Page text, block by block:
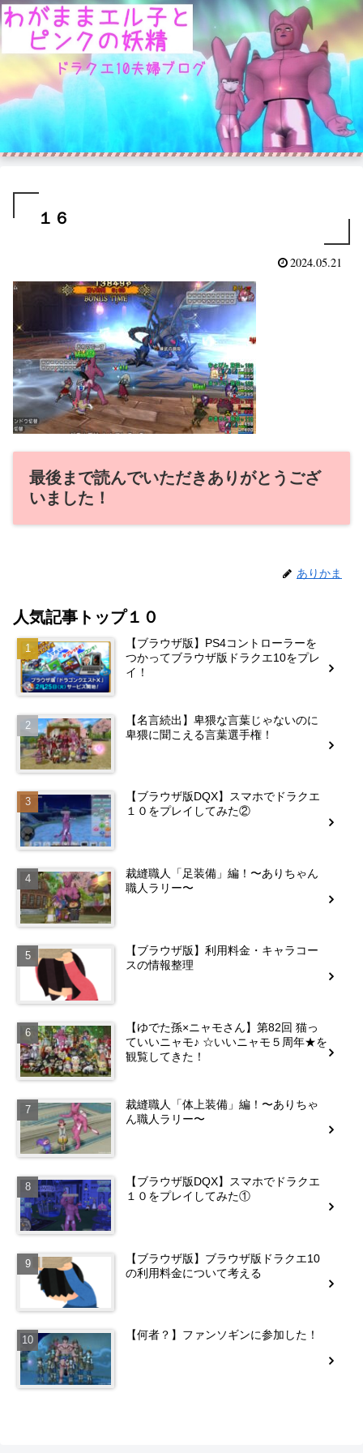
１６
2024.05.21
最後まで読んでいただきありがとうござ
いました！
ありかま
人気記事トップ１０
【ブラウザ版】PS4コントローラーを
つかってブラウザ版ドラクエ10をプレ
イ！
【名言続出】卑猥な言葉じゃないのに
卑猥に聞こえる言葉選手権！
【ブラウザ版DQX】スマホでドラクエ
１０をプレイしてみた②
裁縫職人「足装備」編！〜ありちゃん
職人ラリー〜
【ブラウザ版】利用料金・キャラコー
スの情報整理
【ゆでた孫×ニャモさん】第82回 猫っ
ていいニャモ♪ ☆いいニャモ５周年★を
観覧してきた！
裁縫職人「体上装備」編！〜ありちゃ
ん職人ラリー〜
【ブラウザ版DQX】スマホでドラクエ
１０をプレイしてみた①
【ブラウザ版】ブラウザ版ドラクエ10
の利用料金について考える
【何者？】ファンソギンに参加した！